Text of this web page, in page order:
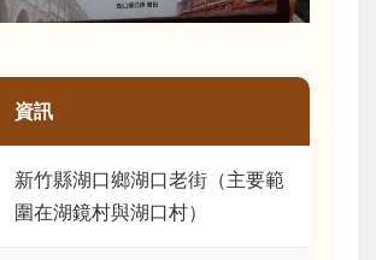
資訊
新竹縣湖口鄉湖口老街（主要範
圍在湖鏡村與湖口村）